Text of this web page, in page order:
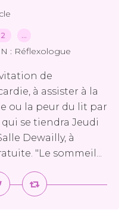
…
: Réflexologue
de
à assister à la
ou la peur du lit par
qui se tiendra Jeudi
Dewailly, à
"Le sommeil...